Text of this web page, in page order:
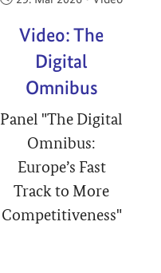
Video: The
Digital
Omnibus
Panel "The Digital
Omnibus:
Europe’s Fast
Track to More
Competitiveness"